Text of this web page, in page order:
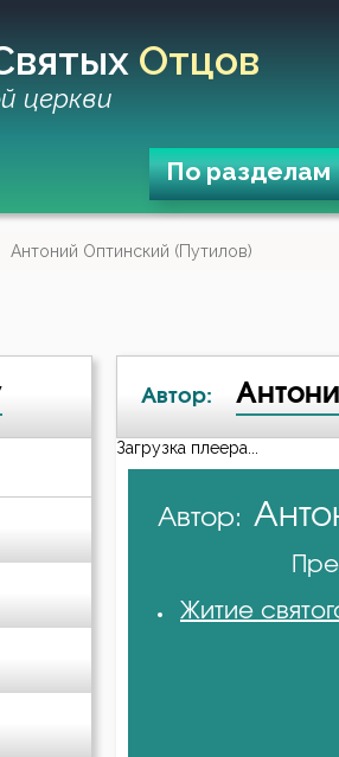
Отцов
церкви
По разделам
Антоний Оптинский (Путилов)
Автор:
А-я
Авва Дорофей
Загрузка плеера...
Автор:
Житие